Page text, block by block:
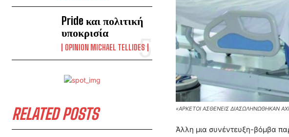
Pride και πολιτική
υποκρισία
OPINION MICHAEL TELLIDES
RELATED POSTS «ΑΡΚΕΤΟΙ ΑΣΘΕΝΕΙΣ ΔΙΑΣΩΛΗΝΩΘΗΚΑΝ
Άλλη μια συνέντευξη-βόμβα